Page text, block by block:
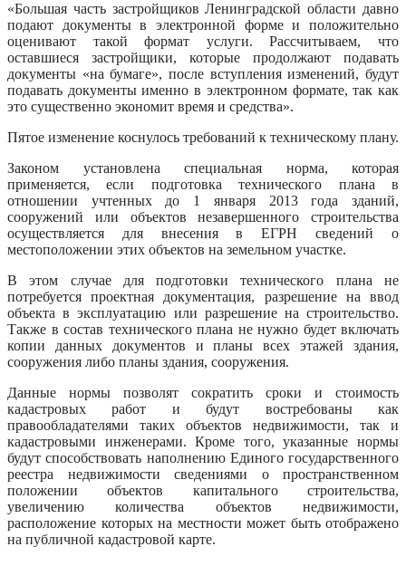
«Большая часть застройщиков Ленинградской области давно
подают документы в электронной форме и положительно
оценивают такой формат услуги. Рассчитываем, что
оставшиеся застройщики, которые продолжают подавать
документы «на бумаге», после вступления изменений, будут
подавать документы именно в электронном формате, так как
это существенно экономит время и средства».
Пятое изменение коснулось требований к техническому плану.
Законом установлена специальная норма, которая
применяется, если подготовка технического плана в
отношении учтенных до 1 января 2013 года зданий,
сооружений или объектов незавершенного строительства
осуществляется для внесения в ЕГРН сведений о
местоположении этих объектов на земельном участке.
В этом случае для подготовки технического плана не
потребуется проектная документация, разрешение на ввод
объекта в эксплуатацию или разрешение на строительство.
Также в состав технического плана не нужно будет включать
копии данных документов и планы всех этажей здания,
сооружения либо планы здания, сооружения.
Данные нормы позволят сократить сроки и стоимость
кадастровых работ и будут востребованы как
правообладателями таких объектов недвижимости, так и
кадастровыми инженерами. Кроме того, указанные нормы
будут способствовать наполнению Единого государственного
реестра недвижимости сведениями о пространственном
положении объектов капитального строительства,
увеличению количества объектов недвижимости,
расположение которых на местности может быть отображено
на публичной кадастровой карте.